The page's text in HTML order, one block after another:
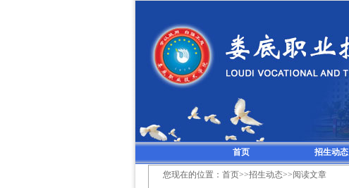
首页 招生动态
您现在的位置：首页>>招生动态>>阅读文章